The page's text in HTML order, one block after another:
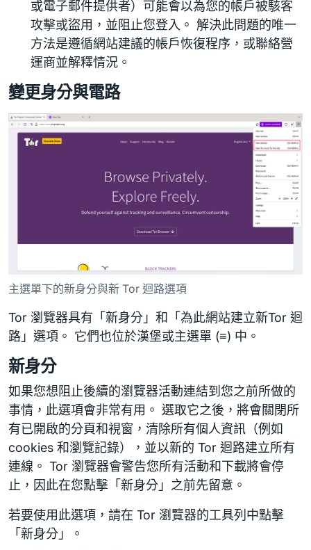
或電子郵件提供者）可能會以為您的帳戶被駭客
攻擊或盜用，並阻止您登入。 解決此問題的唯一
方法是遵循網站建議的帳戶恢復程序，或聯絡營
運商並解釋情況。
變更身分與電路
主選單下的新身分與新 Tor 迴路選項
Tor 瀏覽器具有「新身分」和「為此網站建立新Tor 迴
路」選項。 它們也位於漢堡或主選單 (≡) 中。
新身分
如果您想阻止後續的瀏覽器活動連結到您之前所做的
事情，此選項會非常有用。 選取它之後，將會關閉所
有已開啟的分頁和視窗，清除所有個人資訊（例如
cookies 和瀏覽記錄），並以新的 Tor 迴路建立所有
連線。 Tor 瀏覽器會警告您所有活動和下載將會停
止，因此在您點擊「新身分」之前先留意。
若要使用此選項，請在 Tor 瀏覽器的工具列中點擊
「新身分」。